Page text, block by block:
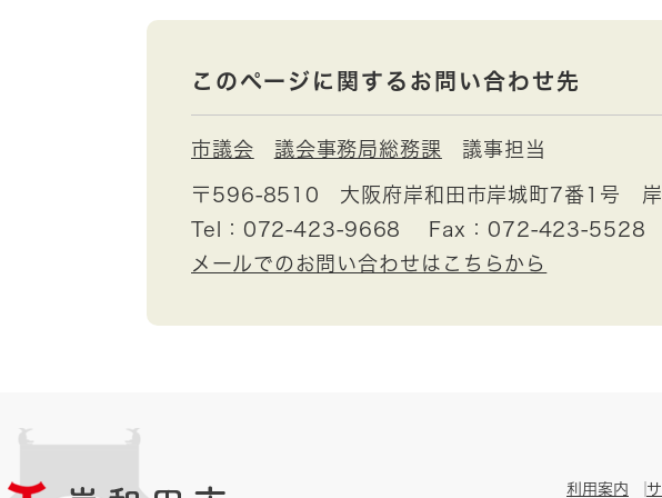
このページに関するお問い合わせ先
市議会 議会事務局総務課 議事担当
〒596-8510
大阪府岸和田市岸城町7番1号
Tel：072-423-9668
Fax：072-423-5528
メールでのお問い合わせはこちらから
利用案内